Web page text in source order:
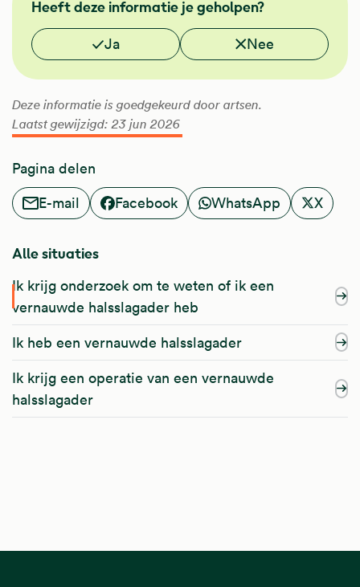
Heeft deze informatie je geholpen?
Vond je deze informatie nuttig?
Ja Nee
Deze informatie is goedgekeurd door artsen.
Laatst gewijzigd: 23 jun 2026
Pagina delen
E-mail
Facebook WhatsApp X
Alle situaties
Ik krijg onderzoek om te weten of ik een
vernauwde halsslagader heb
Ik heb een vernauwde halsslagader
Ik krijg een operatie van een vernauwde
halsslagader